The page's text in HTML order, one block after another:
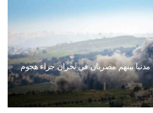
السعودية: إصابة 11 مدنيا بينهم مصريان في نجران جراء هجوم